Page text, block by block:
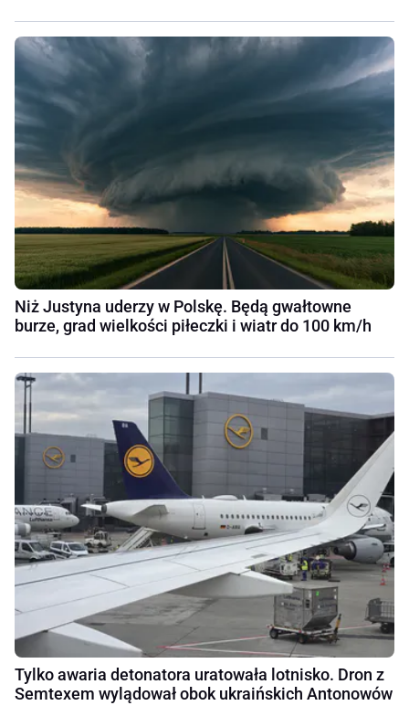
Niż Justyna uderzy w Polskę. Będą gwałtowne
burze, grad wielkości piłeczki i wiatr do 100 km/h
Tylko awaria detonatora uratowała lotnisko. Dron z
Semtexem wylądował obok ukraińskich Antonowów